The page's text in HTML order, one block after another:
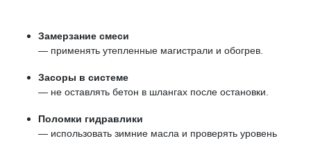
Замерзание смеси
— применять утепленные магистрали и обогрев.
Засоры в системе
— не оставлять бетон в шлангах после остановки.
Поломки гидравлики
— использовать зимние масла и проверять уровень